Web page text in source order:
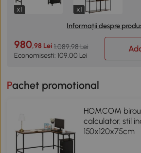
x1
x1
Informații despre
980,98 Lei 1.089,98 Lei
Economisesti: 109,00 Lei
Pachet promotional
HOMCOM
calculator, stil
150x120x75cm